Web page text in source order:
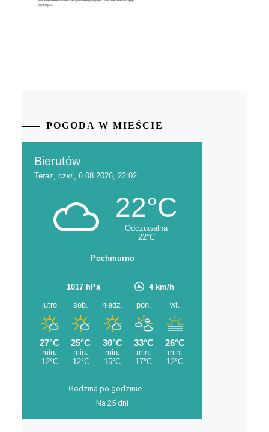
POGODA W MIEŚCIE
Godzina po godzinie
Na 25 dni